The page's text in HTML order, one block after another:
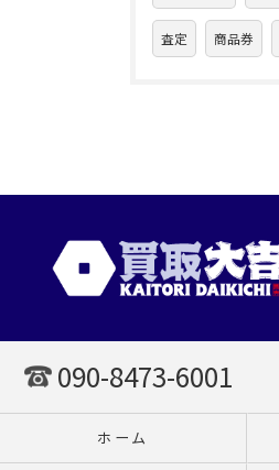
査定 商品券
090-8473-6001
ホーム